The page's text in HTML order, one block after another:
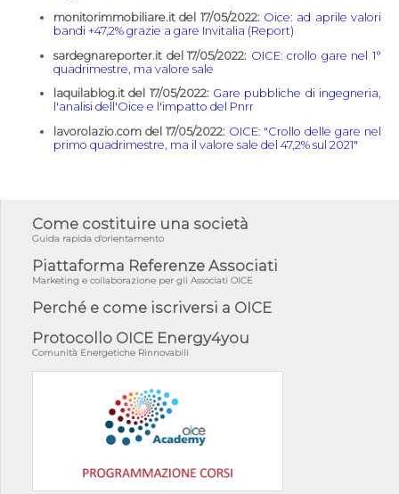
monitorimmobiliare.it del 17/05/2022: Oice: ad aprile valori
bandi +47,2% grazie a gare Invitalia (Report)
sardegnareporter.it del 17/05/2022: OICE: crollo gare nel 1°
quadrimestre, ma valore sale
laquilablog.it del 17/05/2022: Gare pubbliche di ingegneria,
l'analisi dell'Oice e l'impatto del Pnrr
lavorolazio.com del 17/05/2022: OICE: "Crollo delle gare nel
primo quadrimestre, ma il valore sale del 47,2% sul 2021"
Come costituire una società
Guida rapida d'orientamento
Piattaforma Referenze Associati
Marketing e collaborazione per gli Associati OICE
Perché e come iscriversi a OICE
Protocollo OICE Energy4you
Comunità Energetiche Rinnovabili